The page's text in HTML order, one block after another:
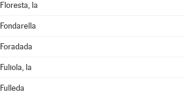
Floresta, la
Fondarella
Foradada
Fuliola, la
Fulleda